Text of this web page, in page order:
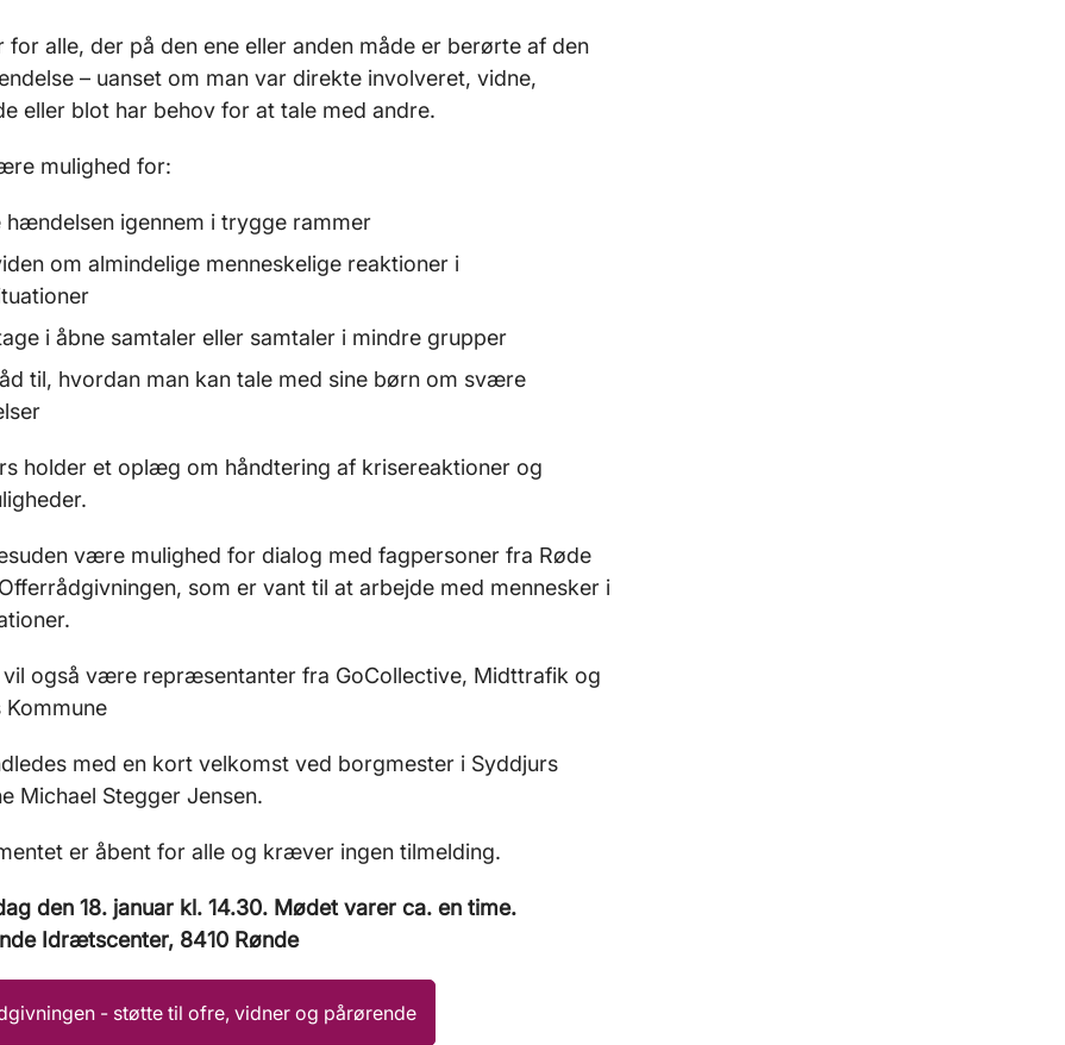
for alle, der på den ene eller anden måde er berørte af den
– uanset om man var direkte involveret, vidne,
eller blot har behov for at tale med andre.
mulighed for:
hændelsen igennem i trygge rammer
om almindelige menneskelige reaktioner i
i åbne samtaler eller samtaler i mindre grupper
til, hvordan man kan tale med sine børn om svære
holder et oplæg om håndtering af krisereaktioner og
være mulighed for dialog med fagpersoner fra Røde
som er vant til at arbejde med mennesker i
vil også være repræsentanter fra GoCollective, Midttrafik og
Kommune
med en kort velkomst ved borgmester i Syddjurs
Michael Stegger Jensen.
er åbent for alle og kræver ingen tilmelding.
den 18. januar kl. 14.30. Mødet varer ca. en time.
Idrætscenter, 8410 Rønde
- støtte til ofre, vidner og pårørende